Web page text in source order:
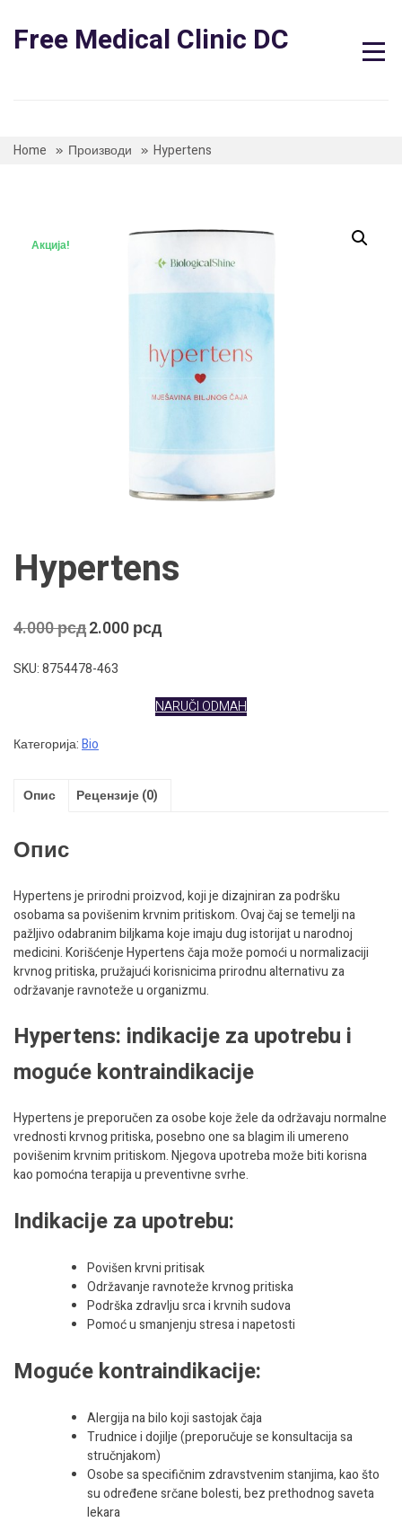
content
Free Medical Clinic DC
Home Производи Hypertens
Акција!
Hypertens
4.000рсдОригинална
је
2.000рсд
SKU: 8754478-463
NARUČI ODMAH
Категорија:Bio
Опис Рецензије (0)
Опис
Hypertens je prirodni proizvod, koji je dizajniran za podršku
osobama sa povišenim krvnim pritiskom. Ovaj čaj se temelji na
pažljivo odabranim biljkama koje imaju dug istorijat u narodnoj
medicini. Korišćenje Hypertens čaja može pomoći u normalizaciji
krvnog pritiska, pružajući korisnicima prirodnu alternativu za
održavanje ravnoteže u organizmu.
Hypertens: indikacije za upotrebu i
moguće kontraindikacije
Hypertens je preporučen za osobe koje žele da održavaju normalne
vrednosti krvnog pritiska, posebno one sa blagim ili umereno
povišenim krvnim pritiskom. Njegova upotreba može biti korisna
kao pomoćna terapija u preventivne svrhe.
Indikacije za upotrebu:
Povišen krvni pritisak
Održavanje ravnoteže krvnog pritiska
Podrška zdravlju srca i krvnih sudova
Pomoć u smanjenju stresa i napetosti
Moguće kontraindikacije:
Alergija na bilo koji sastojak čaja
Trudnice i dojilje (preporučuje se konsultacija sa
stručnjakom)
Osobe sa specifičnim zdravstvenim stanjima, kao što
su određene srčane bolesti, bez prethodnog saveta
lekara